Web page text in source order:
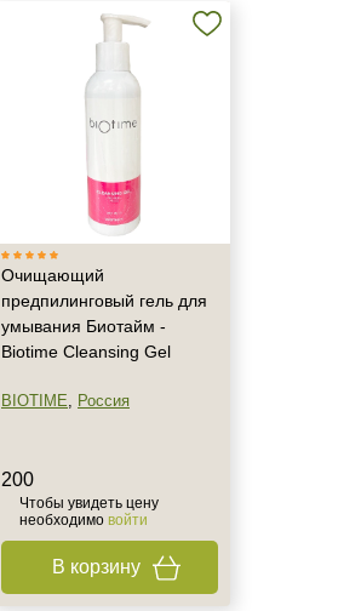
Очищающий
предпилинговый гель для
умывания Биотайм -
Biotime Cleansing Gel
BIOTIME, Россия
200
Чтобы увидеть цену
необходимо войти
В корзину